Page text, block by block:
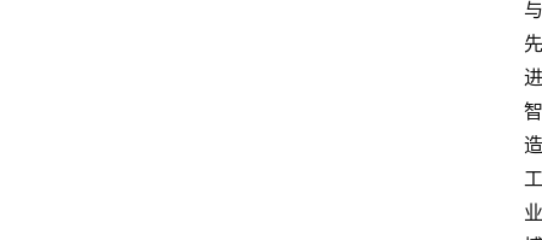
与
先
进
智
造
工
业